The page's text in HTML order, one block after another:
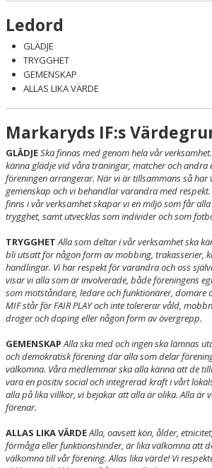
Ledord
GLÄDJE
TRYGGHET ​
GEMENSKAP ​
ALLAS LIKA VÄRDE
Markaryds IF:s
GLÄDJESka finnas med genom hela vår
känna glädje vidvåra träningar, matcher och andra
föreningen arrangerar. När vi ärtillsammans så har
gemenskap och vi behandlar varandra med respekt.
finns i vår verksamhet skapar vi en miljö som får
trygghet, samt utvecklas som individer och som
TRYGGHETAlla som deltar i vår verksamhet ska
bli utsatt förnågon form av mobbing, trakasserier,
handlingar. Vi har respekt förvarandra och oss
visar vi alla som är involverade, bådeföreningens
som motståndare, ledare och funktionärer, domare
MIF står för FAIR PLAY och inte tolererar våld,
droger och doping eller någon form av övergrepp.
GEMENSKAP Alla ska med och ingen ska lämnas
och demokratiskförening där alla som delar
välkomna. Våra medlemmar ska allakänna att de
vara en positiv social och integrerad kraft i vårt
alla på lika villkor, vi bejakar att alla är olika. Alla är
förenar.
ALLAS LIKA VÄRDEAlla, oavsett kön, ålder,
förmåga ellerfunktionshinder, är lika välkomna att
välkomna till vår förening. Allaslika värde! Vi